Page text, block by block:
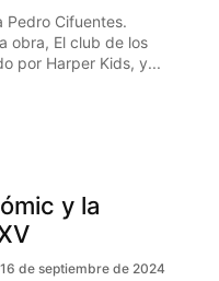
Pedro Cifuentes.
obra, El club de los
por Harper Kids, y...
y la
16 de septiembre de 2024